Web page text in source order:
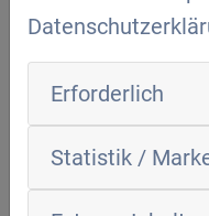
„VON NULL
Erforderlich
Statistik /